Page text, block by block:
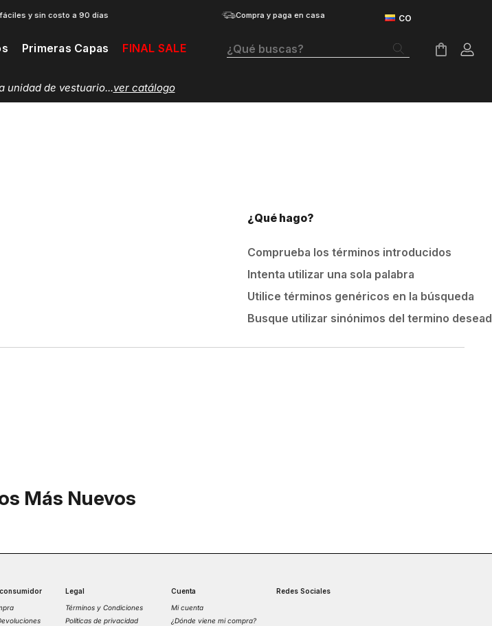
y sin costo a 90 días Compra y paga en casa
Primeras Capas FINAL SALE ¿Qué buscas?
unidad de vestuario...ver catálogo
¿Qué hago?
Comprueba los términos introducidos
Intenta utilizar una sola palabra
Utilice términos genéricos en la búsqueda
Busque utilizar sinónimos del termino
Más Nuevos
Legal
Términos y Condiciones
Políticas de privacidad
Cuenta
Mi cuenta
¿Dónde viene mi compra?
Redes Sociales
Botas
Guayos
Velociti Distance
Velociti